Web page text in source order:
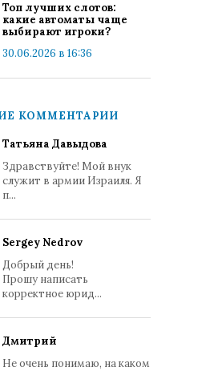
Топ лучших слотов:
какие автоматы чаще
выбирают игроки?
30.06.2026 в 16:36
КОММЕНТАРИИ
Татьяна Давыдова
Здравствуйте! Мой внук
служит в армии Израиля. Я
п...
Sergey Nedrov
Добрый день!
Прошу написать
корректное юрид...
Дмитрий
Не очень понимаю, на каком